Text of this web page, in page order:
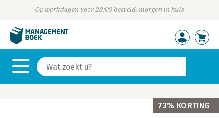
Op werkdagen voor 23:00 besteld, morgen in huis
73% KORTING